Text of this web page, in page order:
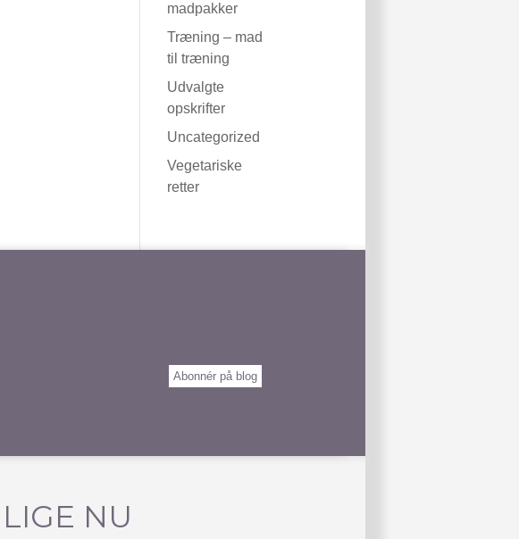
madpakker
Træning – mad
til træning
Udvalgte
opskrifter
Uncategorized
Vegetariske
retter
Abonnér på blog
NU